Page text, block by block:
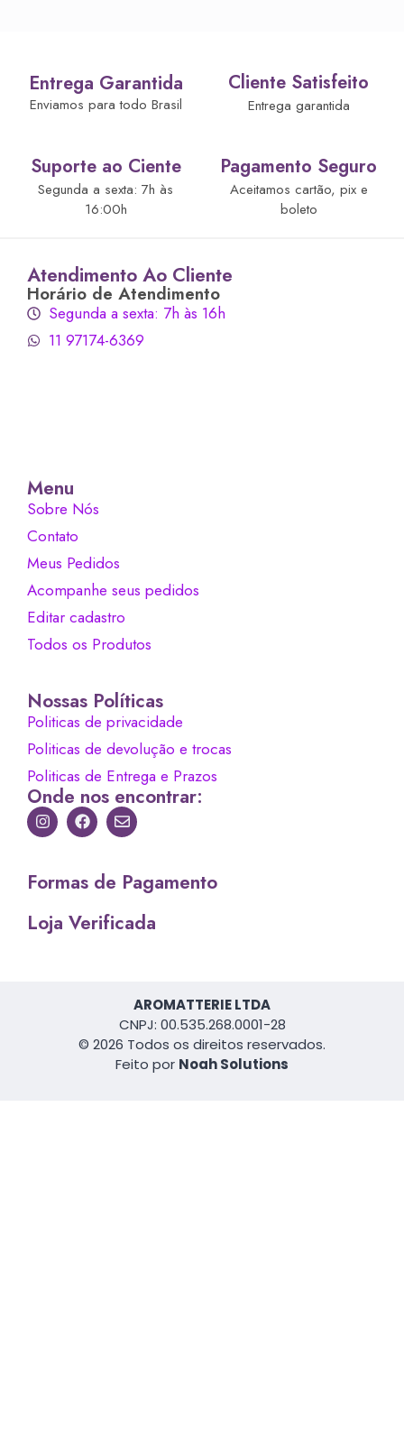
Entrega Garantida
Enviamos para todo Brasil
Cliente Satisfeito
Entrega garantida
Suporte ao Ciente
Segunda a sexta: 7h às
16:00h
Pagamento Seguro
Aceitamos cartão, pix e
boleto
Atendimento Ao Cliente
Horário de Atendimento
Segunda a sexta: 7h às 16h
11 97174-6369
Menu
Sobre Nós
Contato
Meus Pedidos
Acompanhe seus pedidos
Editar cadastro
Todos os Produtos
Nossas Políticas
Politicas de privacidade
Politicas de devolução e trocas
Politicas de Entrega e Prazos
Onde nos encontrar:
Formas de Pagamento
Loja Verificada
AROMATTERIE LTDA
CNPJ: 00.535.268.0001-28
© 2026 Todos os direitos reservados.
Feito por Noah Solutions